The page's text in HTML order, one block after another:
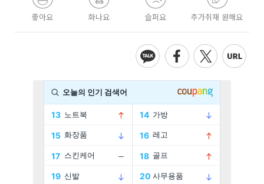
좋아요 화나요 슬퍼요 추가취재 원해요